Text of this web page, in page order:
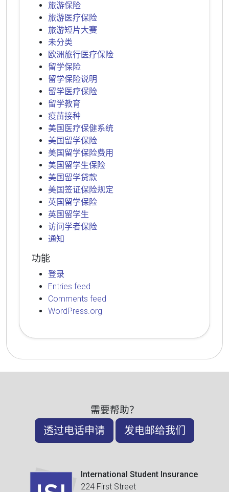
旅游保险
旅游医疗保险
旅游短片大赛
未分类
欧洲旅行医疗保险
留学保险
留学保险说明
留学医疗保险
留学教育
疫苗接种
美国医疗保健系统
美国留学保险
美国留学保险费用
美国留学生保险
美国留学贷款
美国签证保险规定
英国留学保险
英国留学生
访问学者保险
通知
功能
登录
Entries feed
Comments feed
WordPress.org
需要帮助？
透过电话申请 发电邮给我们
International Student Insurance
224 First Street